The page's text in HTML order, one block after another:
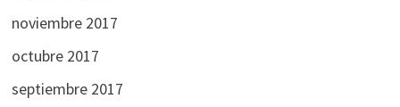
noviembre 2017
octubre 2017
septiembre 2017